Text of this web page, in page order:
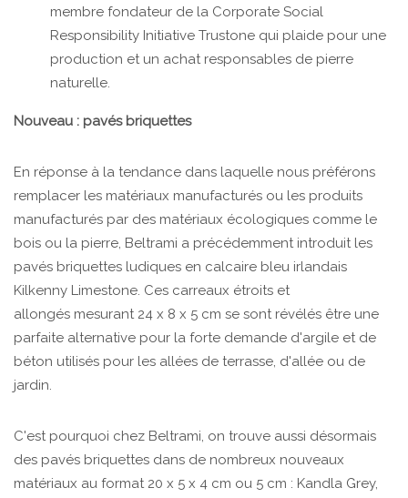
membre fondateur de la Corporate Social
Responsibility Initiative Trustone qui plaide pour une
production et un achat responsables de pierre
naturelle.
Nouveau : pavés briquettes
En réponse à la tendance dans laquelle nous préférons
remplacer les matériaux manufacturés ou les produits
manufacturés par des matériaux écologiques comme le
bois ou la pierre, Beltrami a précédemment introduit les
pavés briquettes ludiques en calcaire bleu irlandais
Kilkenny Limestone. Ces carreaux étroits et
allongés mesurant 24 x 8 x 5 cm se sont révélés être une
parfaite alternative pour la forte demande d'argile et de
béton utilisés pour les allées de terrasse, d'allée ou de
jardin.
C'est pourquoi chez Beltrami, on trouve aussi désormais
des pavés briquettes dans de nombreux nouveaux
matériaux au format 20 x 5 x 4 cm ou 5 cm : Kandla Grey,